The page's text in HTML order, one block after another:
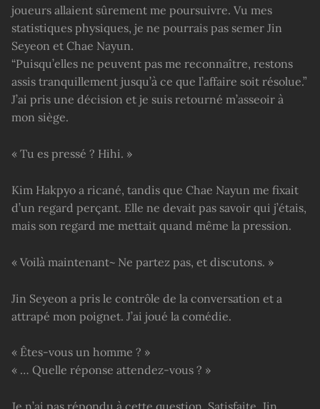
joueurs allaient sûrement me poursuivre. Vu mes
statistiques physiques, je ne pourrais pas semer Jin
Seyeon et Chae Nayun.
“Puisqu’elles ne peuvent pas me reconnaître, restons
assis tranquillement jusqu’à ce que l’affaire soit résolue.”
J’ai pris une décision et je suis retourné m’asseoir à
mon siège.
« Tu es pressé ? Hihi. »
Kim Hakpyo a ricané, tandis que Chae Nayun me fixait
d’un regard perçant. Elle ne devait pas savoir qui j’étais,
mais son regard me mettait quand même la pression.
« Voilà maintenant~ Ne partez pas, et discutons. »
Jin Seyeon a pris le contrôle de la conversation et a
attrapé mon poignet. J’ai joué la comédie.
« Êtes-vous un homme ? »
« … Quelle réponse attendez-vous ? »